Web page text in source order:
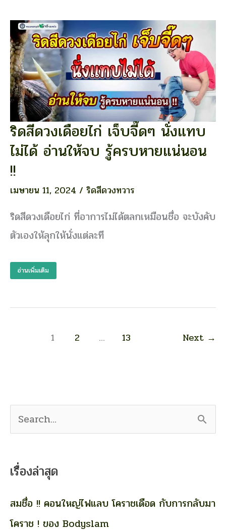
c
h
เรื่องล่าสุด
สมชื่อ !! คอนใหญ่ไฟแลบ โคราชเดือด กับการกลับมา
โคราช ! ของ Bodyslam
ทุก
อาการ
ริดสีดวงเดือยไก่ เจ็บจี๊ดๆ นั่งแทบ
ไม่ได้ อ่านให้จบ รู้ครบหายแน่นอน
!!
เมษายน 11, 2024 / ริดสีดวงทวาร
ริดสีดวงเดือยไก่ ที่อาการไม่ได้ตลกเหมือนชื่อ จะบังคับ
ตัวเองให้ลุกให้นั่งแต่ละที
ริดสีดวง
เดือย
ไก่
นั่ง
ไม่
อ่าน
จบ
รู้
แน่นอน
อ่านเพิ่มเติม
1 2 … 13 Next →